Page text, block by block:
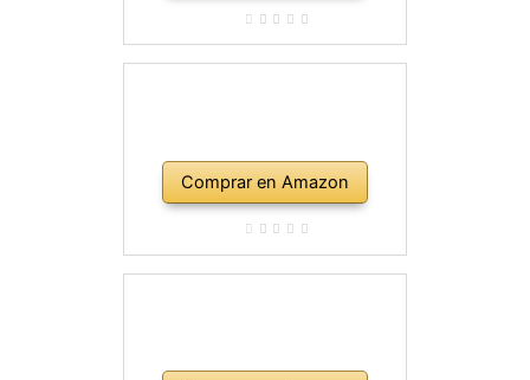
Comprar en Amazon